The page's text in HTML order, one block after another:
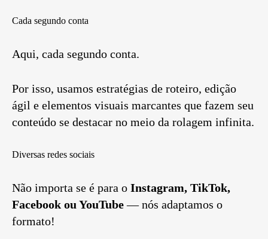
Cada segundo conta
Aqui, cada segundo conta.
Por isso, usamos estratégias de roteiro, edição
ágil e elementos visuais marcantes que fazem seu
conteúdo se destacar no meio da rolagem infinita.
Diversas redes sociais
Não importa se é para o Instagram, TikTok,
Facebook ou YouTube— nós adaptamos o
formato!